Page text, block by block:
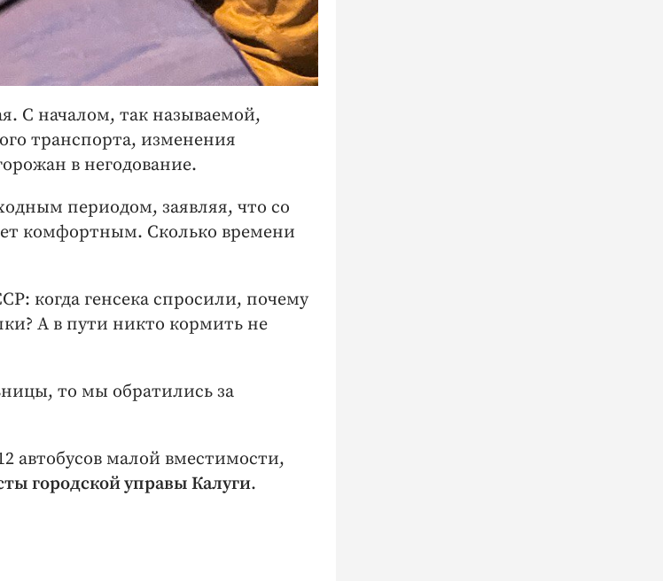
С началом, так называемой,
транспорта, изменения
в негодование.
периодом, заявляя, что со
комфортным. Сколько времени
когда генсека спросили, почему
А в пути никто кормить не
то мы обратились за
автобусов малой вместимости,
городской управы Калуги.